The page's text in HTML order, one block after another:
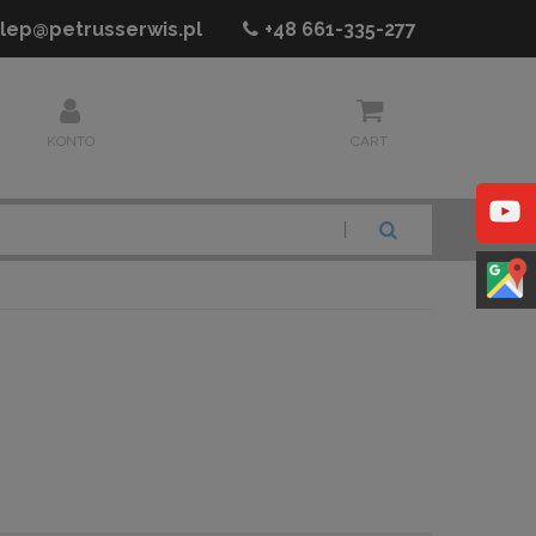
+48 661-335-277
KONTO CART